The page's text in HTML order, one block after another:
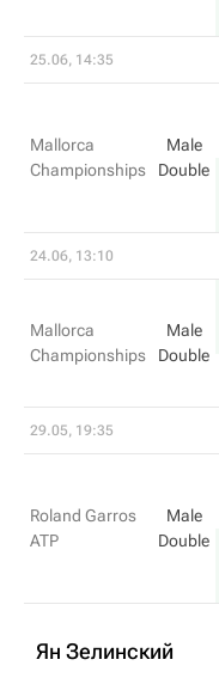
25.06, 14:35
Mallorca
Championships
Male
Double
24.06, 13:10
Mallorca
Championships
Male
Double
29.05, 19:35
Roland Garros
ATP
Male
Double
Ян Зелинский